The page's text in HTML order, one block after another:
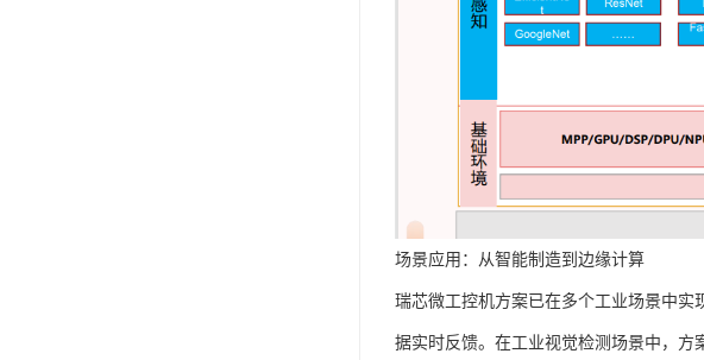
场景应用：从智能制造到边缘计算
瑞芯微工控机方案已在多个工业场景中
据实时反馈。在工业视觉检测场景中，